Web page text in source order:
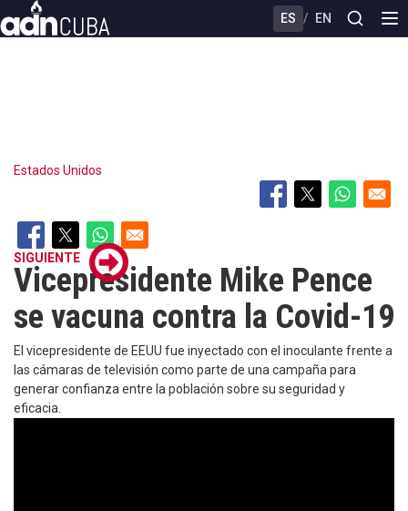
to
ES / EN
Estados Unidos
SIGUIENTE
Vicepresidente Mike Pence
se vacuna contra la Covid-19
El vicepresidente de EEUU fue inyectado con el inoculante frente a
las cámaras de televisión como parte de una campaña para
generar confianza entre la población sobre su seguridad y
eficacia.